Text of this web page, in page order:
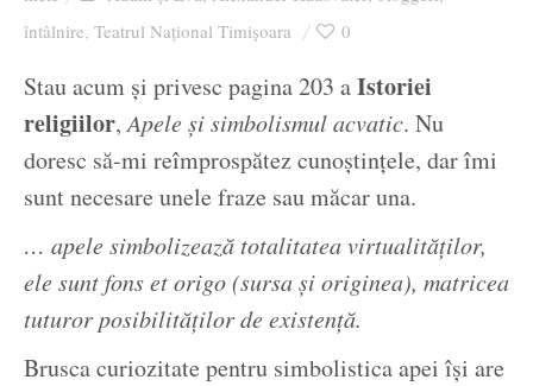
Ziua culorii
întâlnire, Teatrul Național Timișoara 0
Stau acum și privesc pagina 203 aIstoriei
religiilor,Apele și simbolismul acvatic. Nu
doresc să-mi reîmprospătez cunoștințele, dar îmi
sunt necesare unele fraze sau măcar una.
… apele simbolizează totalitatea virtualităților,
ele sunt fons et origo (sursa și originea), matricea
tuturor posibilităților de existență.
Brusca curiozitate pentru simbolistica apei își are